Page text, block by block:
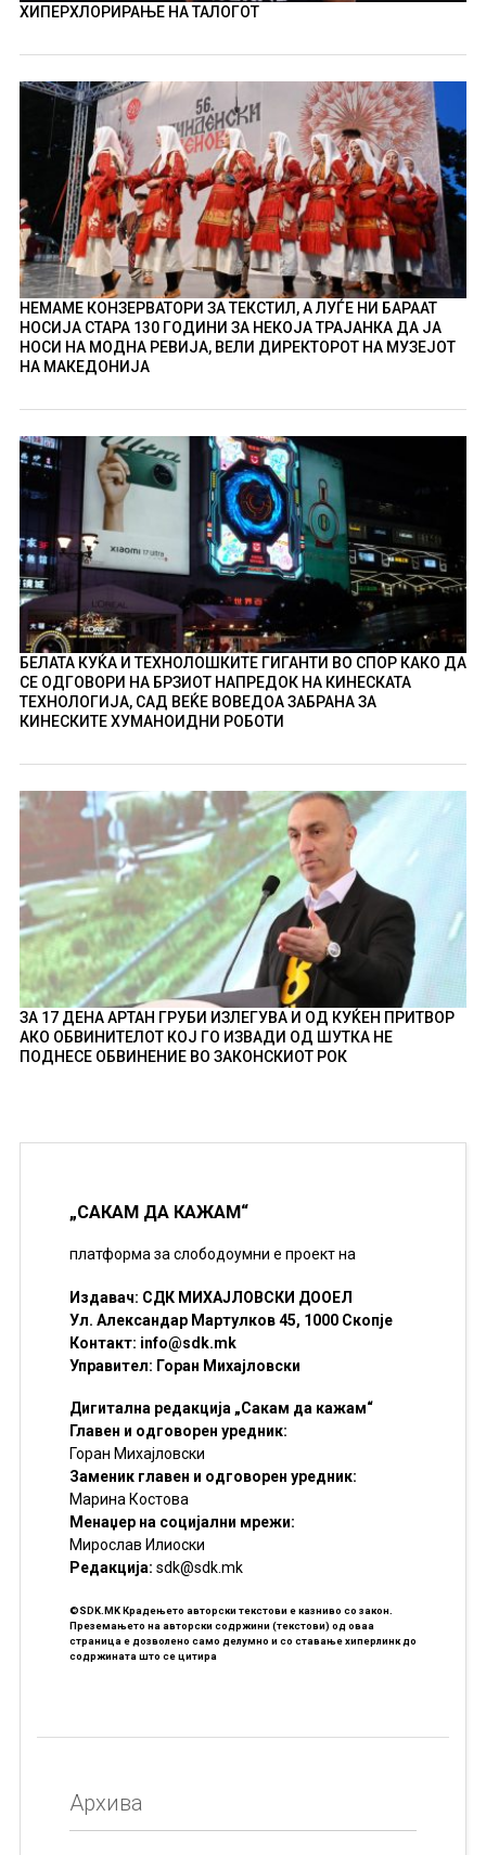
ХИПЕРХЛОРИРАЊЕ НА ТАЛОГОТ
НЕМАМЕ КОНЗЕРВАТОРИ ЗА ТЕКСТИЛ, А ЛУЃЕ НИ БАРААТ
НОСИЈА СТАРА 130 ГОДИНИ ЗА НЕКОЈА ТРАЈАНКА ДА ЈА
НОСИ НА МОДНА РЕВИЈА, ВЕЛИ ДИРЕКТОРОТ НА МУЗЕЈОТ
НА МАКЕДОНИЈА
БЕЛАТА КУЌА И ТЕХНОЛОШКИТЕ ГИГАНТИ ВО СПОР КАКО ДА
СЕ ОДГОВОРИ НА БРЗИОТ НАПРЕДОК НА КИНЕСКАТА
ТЕХНОЛОГИЈА, САД ВЕЌЕ ВОВЕДОА ЗАБРАНА ЗА
КИНЕСКИТЕ ХУМАНОИДНИ РОБОТИ
ЗА 17 ДЕНА АРТАН ГРУБИ ИЗЛЕГУВА И ОД КУЌЕН ПРИТВОР
АКО ОБВИНИТЕЛОТ КОЈ ГО ИЗВАДИ ОД ШУТКА НЕ
ПОДНЕСЕ ОБВИНЕНИЕ ВО ЗАКОНСКИОТ РОК
„САКАМ ДА КАЖАМ“
платформа за слободоумни е проект на
Издавач: СДК МИХАЈЛОВСКИ ДООЕЛ
Ул. Александар Мартулков 45, 1000 Скопје
Контакт: info@sdk.mk
Управител: Горан Михајловски
Дигитална редакција „Сакам да кажам“
Главен и одговорен уредник:
Горан Михајловски
Заменик главен и одговорен уредник:
Марина Костова
Менаџер на социјални мрежи:
Мирослав Илиоски
Редакцијa: sdk@sdk.mk
©SDK.MK Крадењето авторски текстови е казниво со закон.
Преземањето на авторски содржини (текстови) од оваа
страница е дозволено само делумно и со ставање хиперлинк до
содржината што се цитира
Архива